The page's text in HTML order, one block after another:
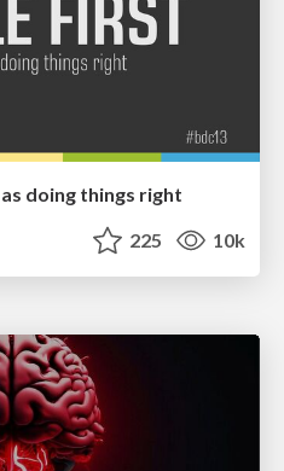
doing things right
225 10k